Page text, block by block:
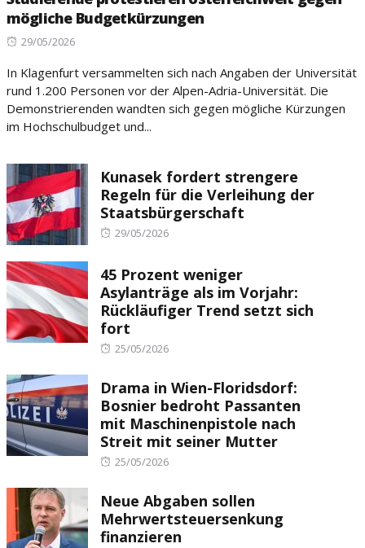
mögliche Budgetkürzungen
Posted
29/05/2026
In Klagenfurt versammelten sich nach Angaben der Universität
rund 1.200 Personen vor der Alpen-Adria-Universität. Die
Demonstrierenden wandten sich gegen mögliche Kürzungen
im Hochschulbudget und...
Kunasek fordert strengere
Regeln für die Verleihung der
Staatsbürgerschaft
Posted
29/05/2026
45 Prozent weniger
Asylanträge als im Vorjahr:
Rückläufiger Trend setzt sich
fort
Posted
25/05/2026
Drama in Wien-Floridsdorf:
Bosnier bedroht Passanten
mit Maschinenpistole nach
Streit mit seiner Mutter
Posted
25/05/2026
Neue Abgaben sollen
Mehrwertsteuersenkung
finanzieren